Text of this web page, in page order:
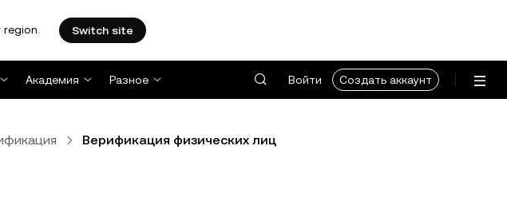
Switch site
Академия Разное Войти Создать аккаунт
Верификация физических лиц